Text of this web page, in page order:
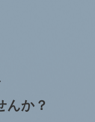
んか？